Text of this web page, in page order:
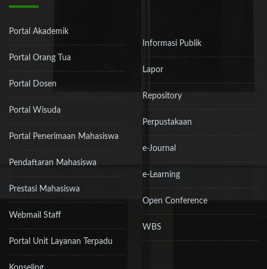
Portal Akademik
Portal Orang Tua
Portal Dosen
Portal Wisuda
Portal Penerimaan Mahasiswa
Pendaftaran Mahasiswa
Prestasi Mahasiswa
Webmail Staff
Portal Unit Layanan Terpadu
Informasi Publik
Lapor
Repository
Perpustakaan
e-Journal
e-Learning
Open Conference
WBS